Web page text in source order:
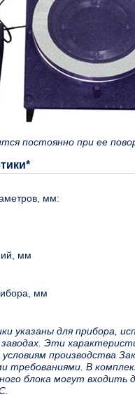
постоянно при ее
мм:
мм
мм
указаны для прибора,
Эти
производства
требованиями. В
блока могут входить